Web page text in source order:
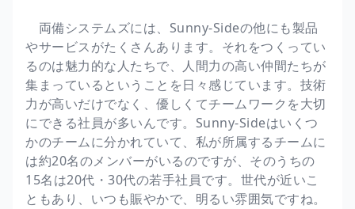
両備システムズには、Sunny-Sideの他にも製品
やサービスがたくさんあります。それをつくってい
るのは魅力的な人たちで、人間力の高い仲間たちが
集まっているということを日々感じています。技術
力が高いだけでなく、優しくてチームワークを大切
にできる社員が多いんです。Sunny-Sideはいくつ
かのチームに分かれていて、私が所属するチームに
は約20名のメンバーがいるのですが、そのうちの
15名は20代・30代の若手社員です。世代が近いこ
ともあり、いつも賑やかで、明るい雰囲気ですね。